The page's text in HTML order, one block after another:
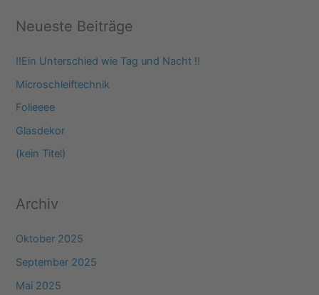
h
e
c
h
Neueste Beiträge
‼️Ein Unterschied wie Tag und Nacht ‼️
Microschleiftechnik
Folieeee
Glasdekor
(kein Titel)
Archiv
Oktober 2025
September 2025
Mai 2025